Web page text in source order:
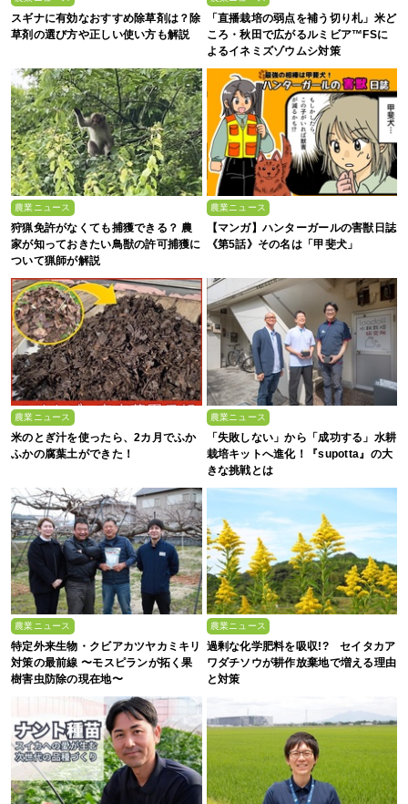
スギナに有効なおすすめ除草剤は？除
草剤の選び方や正しい使い方も解説
「直播栽培の弱点を補う切り札」米ど
ころ・秋田で広がるルミビア™FSに
よるイネミズゾウムシ対策
農業ニュース
狩猟免許がなくても捕獲できる？ 農
家が知っておきたい鳥獣の許可捕獲に
ついて猟師が解説
農業ニュース
【マンガ】ハンターガールの害獣日誌
《第5話》その名は「甲斐犬」
農業ニュース
米のとぎ汁を使ったら、2カ月でふか
ふかの腐葉土ができた！
農業ニュース
「失敗しない」から「成功する」水耕
栽培キットへ進化！『supotta』の大
きな挑戦とは
農業ニュース
特定外来生物・クビアカツヤカミキリ
対策の最前線 〜モスピランが拓く果
樹害虫防除の現在地〜
農業ニュース
過剰な化学肥料を吸収!? セイタカア
ワダチソウが耕作放棄地で増える理由
と対策